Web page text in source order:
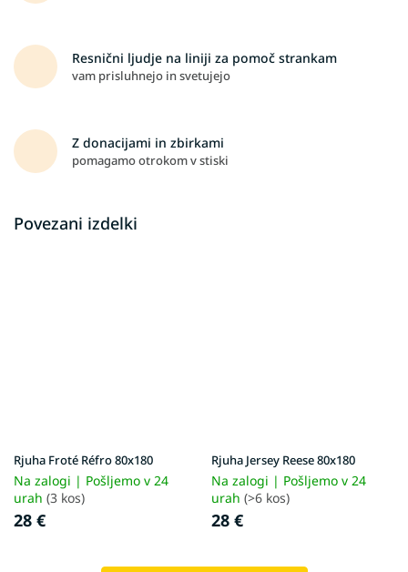
Resnični ljudje na liniji za pomoč strankam
vam prisluhnejo in svetujejo
Z donacijami in zbirkami
pomagamo otrokom v stiski
Povezani izdelki
Rjuha Froté Réfro 80x180
Na zalogi | Pošljemo v 24
urah (3 kos)
28 €
Rjuha Jersey Reese 80x180
Na zalogi | Pošljemo v 24
urah (>6 kos)
28 €